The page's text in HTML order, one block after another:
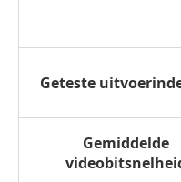
Geteste
Gemiddelde